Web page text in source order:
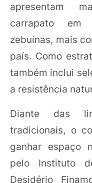
apresentam
carrapato em
zebuínas, mais
país. Como
também inclui
a resistência
Diante das
tradicionais, o
ganhar espaço
pelo Instituto
Desidério